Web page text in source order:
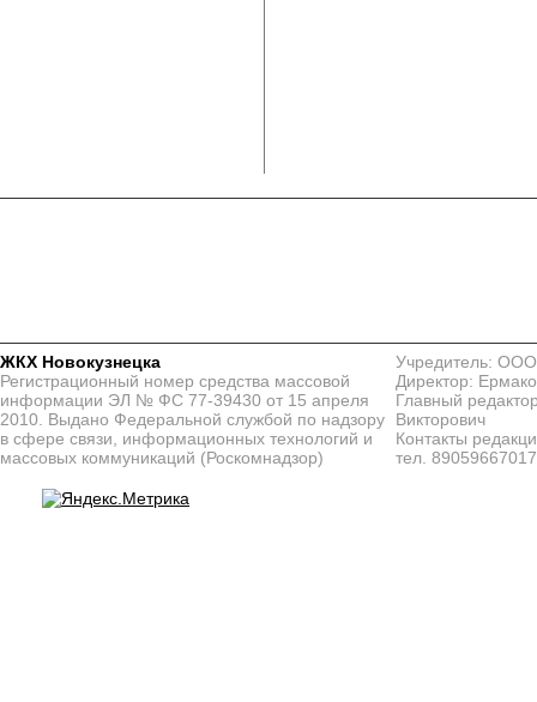
ЖКХ Новокузнецка
Регистрационный номер средства массовой
информации ЭЛ № ФС 77-39430 от 15 апреля
2010. Выдано Федеральной службой по надзору
в сфере связи, информационных технологий и
массовых коммуникаций (Роскомнадзор)
Учредитель:
Директор:
Главный
Викторович
Контакты
тел. 89059667017